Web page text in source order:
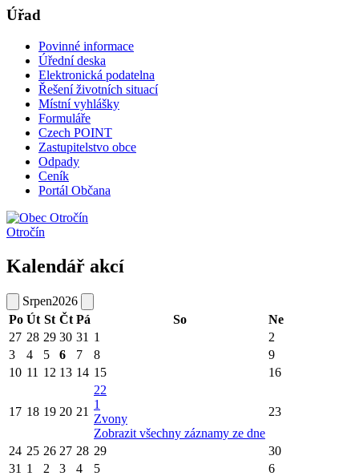
Úřad
Povinné informace
Úřední deska
Elektronická podatelna
Řešení životních situací
Místní vyhlášky
Formuláře
Czech POINT
Zastupitelstvo obce
Odpady
Ceník
Portál Občana
Otročín
Kalendář akcí
Srpen2026
Po Út St Čt Pá So
Ne
27 28 29 30 31 1
2
3
4 5 6 7 8
9
10 11 12 13 14 15 16
17 18 19 20 21
22
1
Zvony
Zobrazit všechny záznamy ze dne
23
24 25 26 27 28 29
30
31 1 2 3 4 5 6